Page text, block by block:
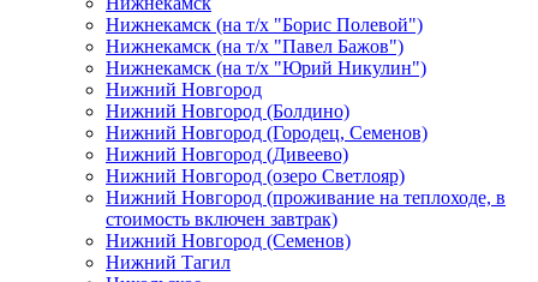
Нижнекамск (на т/х "Борис Полевой")
Нижнекамск (на т/х "Павел Бажов")
Нижнекамск (на т/х "Юрий Никулин")
Нижний Новгород
Нижний Новгород (Болдино)
Нижний Новгород (Городец, Семенов)
Нижний Новгород (Дивеево)
Нижний Новгород (озеро Светлояр)
Нижний Новгород (проживание на теплоходе, в
стоимость включен завтрак)
Нижний Новгород (Семенов)
Нижний Тагил